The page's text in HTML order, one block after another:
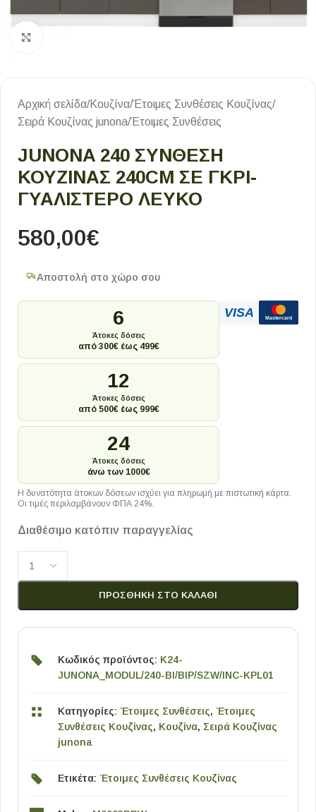
Αρχική σελίδα/Κουζίνα/Έτοιμες Συνθέσεις Κουζίνας/
Σειρά Κουζίνας junona/Έτοιμες Συνθέσεις
JUNONA 240 ΣΥΝΘΕΣΗ
ΚΟΥΖΙΝΑΣ 240CM ΣΕ ΓΚΡΙ-
ΓΥΑΛΙΣΤΕΡΟ ΛΕΥΚΟ
580,00€
Αποστολή στο χώρο σου
6
Άτοκες δόσεις
από 300€ έως 499€
12
Άτοκες δόσεις
από 500€ έως 999€
24
Άτοκες δόσεις
άνω των 1000€
VISA Mastercard
Η δυνατότητα άτοκων δόσεων ισχύει για πληρωμή με πιστωτική κάρτα.
Οι τιμές περιλαμβάνουν ΦΠΑ 24%.
Διαθέσιμο κατόπιν παραγγελίας
ΠΡΟΣΘΉΚΗ ΣΤΟ ΚΑΛΆΘΙ
Κωδικός προϊόντος: K24-
JUNONA_MODUL/240-BI/BIP/SZW/INC-KPL01
Κατηγορίες: Έτοιμες Συνθέσεις, Έτοιμες
Συνθέσεις Κουζίνας, Κουζίνα, Σειρά Κουζίνας
junona
Ετικέτα: Έτοιμες Συνθέσεις Κουζίνας